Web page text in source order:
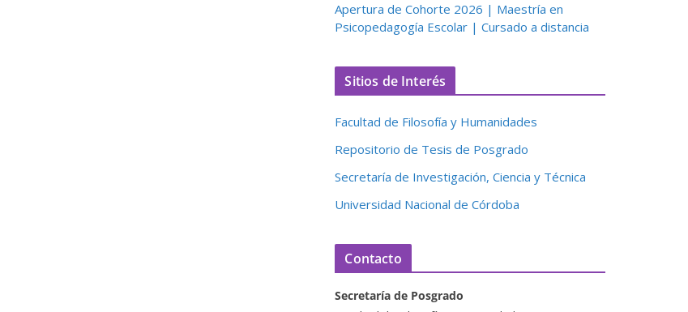
Apertura de Cohorte 2026 | Maestría en
Psicopedagogía Escolar | Cursado a distancia
Sitios de Interés
Facultad de Filosofía y Humanidades
Repositorio de Tesis de Posgrado
Secretaría de Investigación, Ciencia y Técnica
Universidad Nacional de Córdoba
Contacto
Secretaría de Posgrado